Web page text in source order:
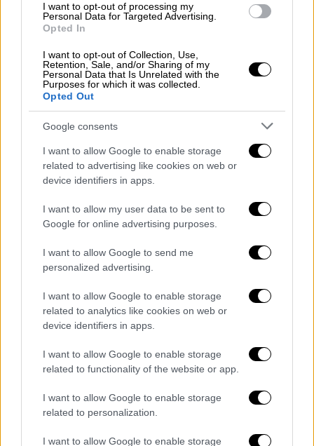
I want to opt-out of processing my
Personal Data for Targeted Advertising.
Opted In
I want to opt-out of Collection, Use,
Retention, Sale, and/or Sharing of my
Personal Data that Is Unrelated with the
Purposes for which it was collected.
Opted Out
Google consents
I want to allow Google to enable storage
related to advertising like cookies on web or
device identifiers in apps.
I want to allow my user data to be sent to
Google for online advertising purposes.
I want to allow Google to send me
personalized advertising.
I want to allow Google to enable storage
related to analytics like cookies on web or
device identifiers in apps.
I want to allow Google to enable storage
related to functionality of the website or app.
I want to allow Google to enable storage
related to personalization.
I want to allow Google to enable storage
κατά πόσο μπορεί να υπάρξει στήριξη προς
την οικογένεια, καθώς οι γονείς φέρονται να
επικαλούνται σοβαρά οικονομικά
προβλήματα.
Η εκπρόσωπος Τύπου της ΕΛΑΣ,
Δημογλίδουανέφερε στην ΕΡΤ: «Αυτή η
οικογένεια δεν είχε απασχολήσει με κάποιον
τρόπο την αστυνομία, γιατί προφανώς οι
καταγγελίες οδηγούνταν είτε προς την
αρμόδια εισαγγελία για τον κίνδυνο που
αντιμετώπιζαν τα παιδιά μεγαλώνοντας σε
αυτές τις συνθήκες, είτε προς τις
κοινωνικές υπηρεσίες του Δήμου. Βέβαια,
μας έχει αναφερθεί, τουλάχιστον από την
πρώτη οικογένεια, ότι τα παιδιά είχαν
απομακρυνθεί ξανά στο παρελθόν από το
περιβάλλον και ίσως κάποιοι αναρωτιούνται
γιατί επεμβαίνει η αστυνομία».
Υποσιτισμένα, αλλά χωρίς σημάδια
Η ίδια συμπλήρωσε: «Προφανώς και όταν
μικρές